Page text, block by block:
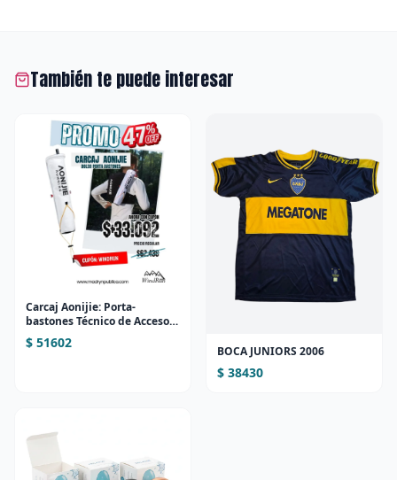
También te puede interesar
Carcaj Aonijie: Porta-
bastones Técnico de Acceso
Rápido
$ 51602 BOCA JUNIORS 2006
$ 38430